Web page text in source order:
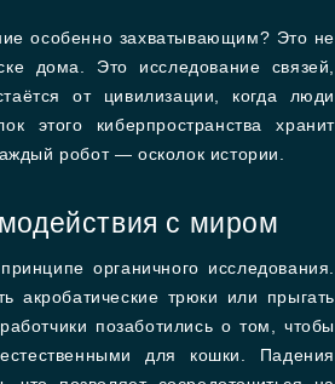
особенно захватывающим? Это не
дома. Это исследование связей,
от цивилизации, когда люди
этого киберпространства хранит
робот — осколок истории.
с миром
органичного исследования.
акробатические трюки или прыгать
позаботились о том, чтобы
для кошки. Падения